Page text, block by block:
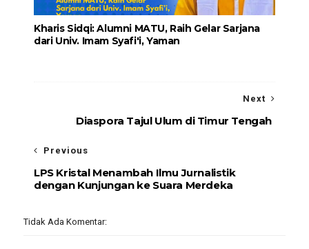
Kharis Sidqi: Alumni MATU, Raih Gelar Sarjana
dari Univ. Imam Syafi'i, Yaman
Next
Diaspora Tajul Ulum di Timur Tengah
Previous
LPS Kristal Menambah Ilmu Jurnalistik
dengan Kunjungan ke Suara Merdeka
Tidak Ada Komentar: